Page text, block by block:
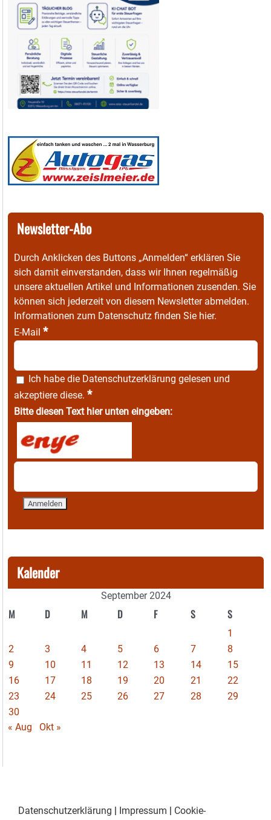
Newsletter-Abo
Durch Anklicken des Buttons „Anmelden“ erklären Sie
sich damit einverstanden, dass wir Ihnen regelmäßig
unsere aktuellen Artikel und Informationen zusenden. Sie
können sich jederzeit von diesem Newsletter abmelden.
Informationen zum Datenschutz finden Sie hier.
E-Mail *
Ich habe die Datenschutzerklärung gelesen und
akzeptiere diese. *
Bitte diesen Text hier unten eingeben:
Kalender
September 2024
M D M D F S S
1
2
3 4 5 6 7
8
9
10 11 12 13 14
15
16
17 18 19 20 21
22
23
24 25 26 27 28
29
30
« Aug
Okt »
Datenschutzerklärung Impressum
Cookie-